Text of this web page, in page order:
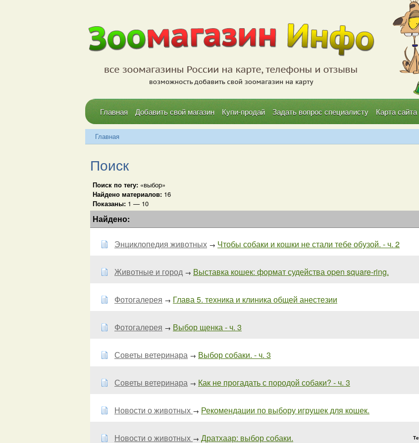
Главная Добавить свой магазин Купи-продай Задать вопрос специалисту Карта сайта
Главная
Поиск
Поиск по тегу: «выбор»
Найдено материалов: 16
Показаны: 1 — 10
Найдено:
Энциклопедия животных → Чтобы собаки и кошки не стали тебе обузой. - ч. 2
Животные и город → Выставка кошек: формат судейства оpen square-ring.
Фотогалерея → Глава 5. техника и клиника общей анестезии
Фотогалерея → Выбор щенка - ч. 3
Советы ветеринара → Выбор собаки. - ч. 3
Советы ветеринара → Как не прогадать с породой собаки? - ч. 3
Новости о животных → Рекомендации по выбору игрушек для кошек.
Новости о животных → Дратхаар: выбор собаки.